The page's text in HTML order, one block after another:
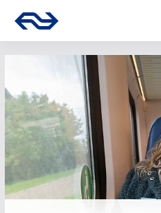
Hoofdnavigatie
Ga naar de homepage van ns.nl